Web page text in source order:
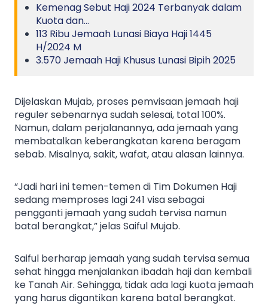
Kemenag Sebut Haji 2024 Terbanyak dalam
Kuota dan…
113 Ribu Jemaah Lunasi Biaya Haji 1445
H/2024 M
3.570 Jemaah Haji Khusus Lunasi Bipih 2025
Dijelaskan Mujab, proses pemvisaan jemaah haji
reguler sebenarnya sudah selesai, total 100%.
Namun, dalam perjalanannya, ada jemaah yang
membatalkan keberangkatan karena beragam
sebab. Misalnya, sakit, wafat, atau alasan lainnya.
“Jadi hari ini temen-temen di Tim Dokumen Haji
sedang memproses lagi 241 visa sebagai
pengganti jemaah yang sudah tervisa namun
batal berangkat,” jelas Saiful Mujab.
Saiful berharap jemaah yang sudah tervisa semua
sehat hingga menjalankan ibadah haji dan kembali
ke Tanah Air. Sehingga, tidak ada lagi kuota jemaah
yang harus digantikan karena batal berangkat.